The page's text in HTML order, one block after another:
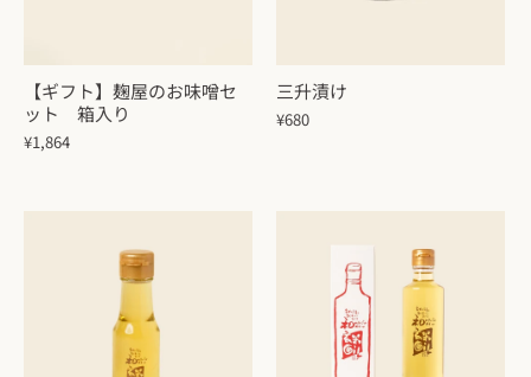
【ギフト】麹屋のお味噌セ
ット 箱入り
¥1,864
三升漬け
¥680